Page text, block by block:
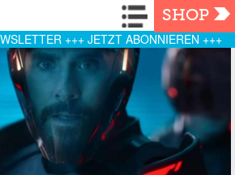
Navigation
SHOP
+++ JETZT ABONNIEREN +++